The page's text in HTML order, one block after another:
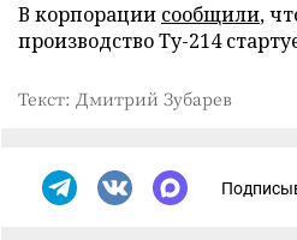
В корпорации сообщили,
производство Ту-214
Текст: Дмитрий Зубарев